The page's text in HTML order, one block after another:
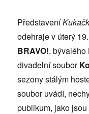
Představení
odehraje v úterý
BRAVO!,
divadelní soubor
sezony stálým
soubor uvádí,
publikum, jako jsou